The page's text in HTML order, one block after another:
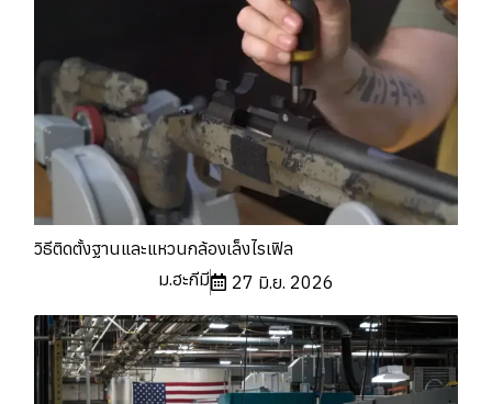
วิธีติดตั้งฐานและแหวนกล้องเล็งไรเฟิล
ม.ฮะกีมี
27 มิ.ย. 2026